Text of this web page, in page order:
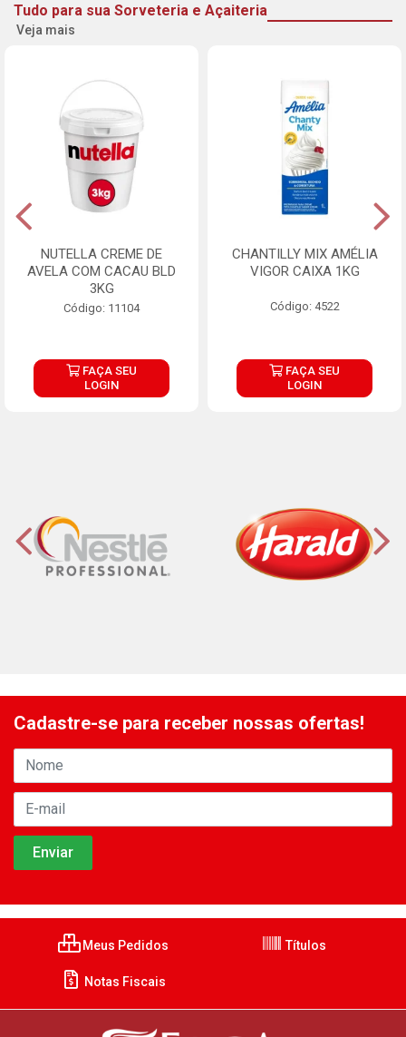
Tudo para sua Sorveteria e Açaiteria
Veja mais
NUTELLA CREME DE
AVELA COM CACAU BLD
3KG
Código: 11104
FAÇA SEU
LOGIN
CHANTILLY MIX AMÉLIA
VIGOR CAIXA 1KG
Código: 4522
FAÇA SEU
LOGIN
Cadastre-se para receber nossas ofertas!
Meus Pedidos Títulos
Notas Fiscais